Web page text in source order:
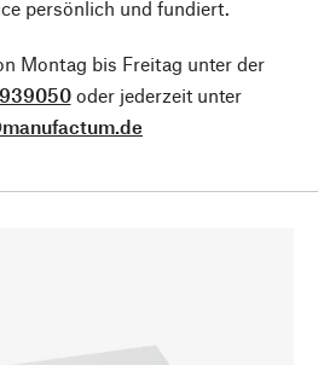
persönlich und fundiert.
Montag bis Freitag unter der
oder jederzeit unter